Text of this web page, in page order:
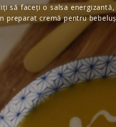
să faceți o salsa
preparat cremă pentru